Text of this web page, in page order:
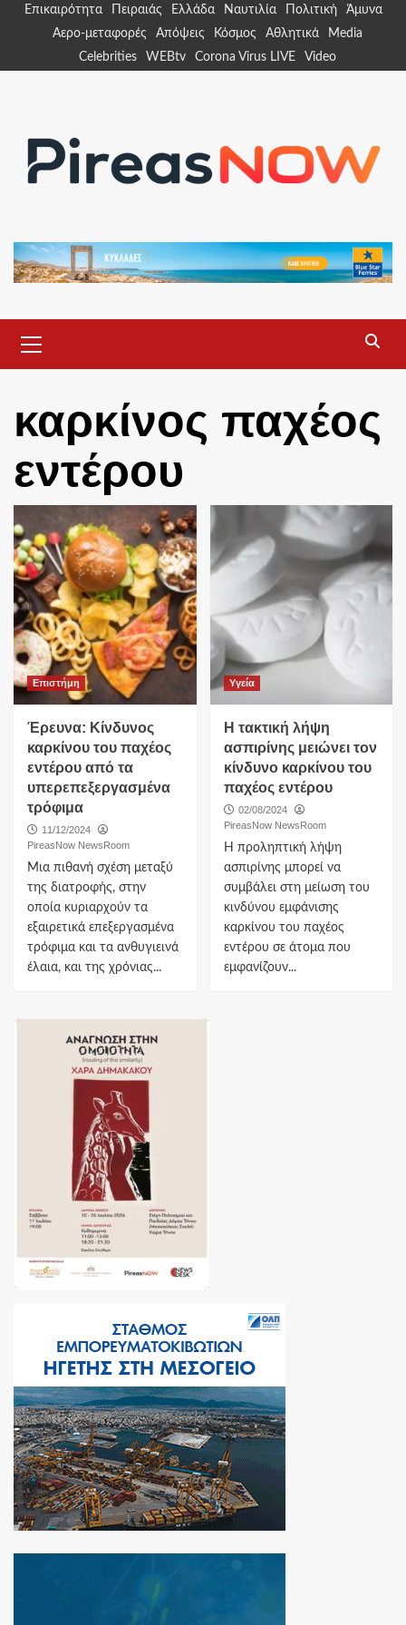
Επικαιρότητα Πειραιάς Ελλάδα Ναυτιλία Πολιτική
Άμυνα
Αερο-μεταφορές
Απόψεις Κόσμος Αθλητικά
Media
Celebrities
WEBtv Corona Virus LIVE Video
Menu
καρκίνος παχέος
εντέρου
Επιστήμη
Έρευνα: Κίνδυνος
καρκίνου του παχέος
εντέρου από τα
υπερεπεξεργασμένα
τρόφιμα
11/12/2024
PireasNow NewsRoom
Μια πιθανή σχέση μεταξύ
της διατροφής, στην
οποία κυριαρχούν τα
εξαιρετικά επεξεργασμένα
τρόφιμα και τα ανθυγιεινά
έλαια, και της χρόνιας...
Υγεία
Η τακτική λήψη
ασπιρίνης μειώνει τον
κίνδυνο καρκίνου του
παχέος εντέρου
02/08/2024
PireasNow NewsRoom
Η προληπτική λήψη
ασπιρίνης μπορεί να
συμβάλει στη μείωση του
κινδύνου εμφάνισης
καρκίνου του παχέος
εντέρου σε άτομα που
εμφανίζουν...